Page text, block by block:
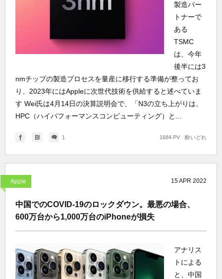
製造パー
トナーで
ある
TSMC
は、今年
後半には3
nmチップの製造プロセスを量産に移行する準備が整ってお
り、2023年にはAppleに次世代技術を供給すると述べていま
す Wei氏は4月14日の決算説明会で、「N3の立ち上がりは、
HPC（ハイパフォーマンスコンピューティング）と...
1 酔いどれ
1684 PV
Apple 15APR 2022
中国でのCOVID-19のロックダウン。最悪の場合、
600万台から1,000万台のiPhoneが損失
アナリス
トによる
と、中国